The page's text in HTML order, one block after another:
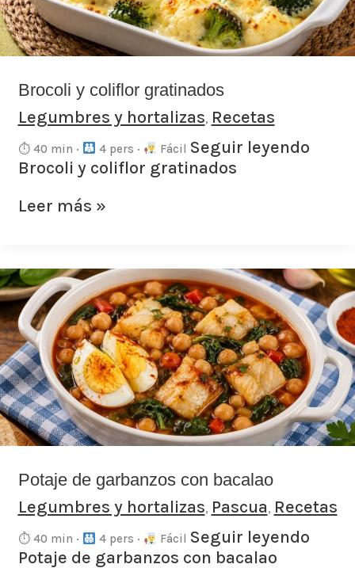
Brocoli y coliflor gratinados
Legumbres y hortalizas, Recetas
⏱ 40 min · 4 pers · Fácil Seguir leyendo
Brocoli y coliflor gratinados
Leer más »
Potaje de garbanzos con bacalao
Legumbres y hortalizas, Pascua, Recetas
⏱ 40 min · 4 pers · Fácil Seguir leyendo
Potaje de garbanzos con bacalao
Potaje
de
garbanzos
con
bacalao